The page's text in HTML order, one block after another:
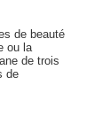
de beauté
ou la
de trois
de